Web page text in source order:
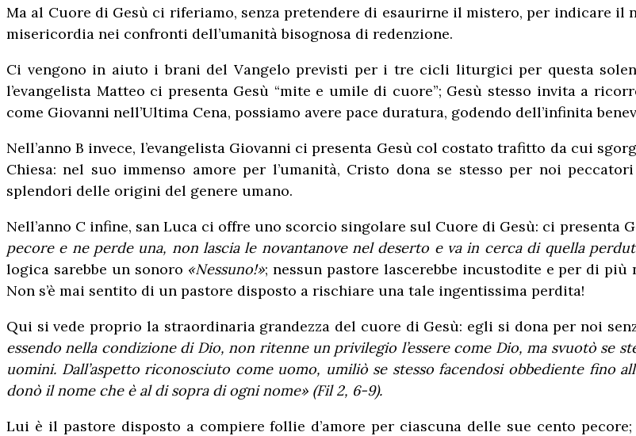
Ma al Cuore di Gesù ci riferiamo, senza pretendere di esaurirne il mistero, per indicare
misericordia nei confronti dell’umanità bisognosa di redenzione.
Ci vengono in aiuto i brani del Vangelo previsti per i tre cicli liturgici per questa
l’evangelista Matteo ci presenta Gesù “mite e umile di cuore”; Gesù stesso invita a
come Giovanni nell’Ultima Cena, possiamo avere pace duratura, godendo dell’infinita
Nell’anno B invece, l’evangelista Giovanni ci presenta Gesù col costato trafitto da cui
Chiesa: nel suo immenso amore per l’umanità, Cristo dona se stesso per noi
splendori delle origini del genere umano.
Nell’anno C infine, san Luca ci offre uno scorcio singolare sul Cuore di Gesù: ci presenta
pecore e ne perde una, non lascia le novantanove nel deserto e va in cerca di quella
logica sarebbe un sonoro «Nessuno!»; nessun pastore lascerebbe incustodite e per di
Non s’è mai sentito di un pastore disposto a rischiare una tale ingentissima perdita!
Qui si vede proprio la straordinaria grandezza del cuore di Gesù: egli si dona per noi
essendo nella condizione di Dio, non ritenne un privilegio l’essere come Dio, ma svuotò se
uomini. Dall’aspetto riconosciuto come uomo, umiliò se stesso facendosi obbediente fino
donò il nome che è al di sopra di ogni nome» (Fil 2, 6-9).
Lui è il pastore disposto a compiere follie d’amore per ciascuna delle sue cento